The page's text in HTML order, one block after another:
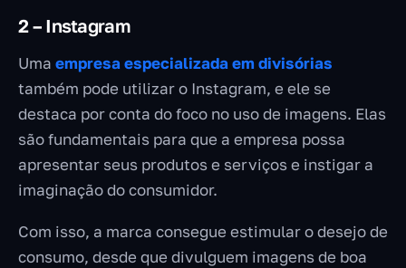
2 – Instagram
Uma empresa especializada em divisórias
também pode utilizar o Instagram, e ele se
destaca por conta do foco no uso de imagens. Elas
são fundamentais para que a empresa possa
apresentar seus produtos e serviços e instigar a
imaginação do consumidor.
Com isso, a marca consegue estimular o desejo de
consumo, desde que divulguem imagens de boa